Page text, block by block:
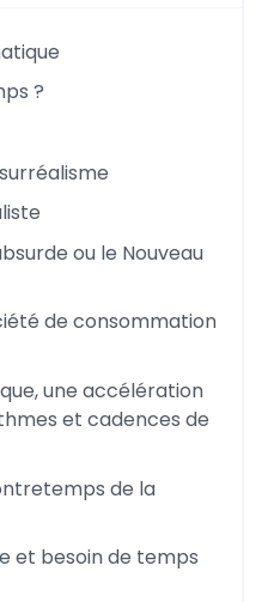
?
ou le Nouveau
de consommation
une accélération
et cadences de
de la
et besoin de temps